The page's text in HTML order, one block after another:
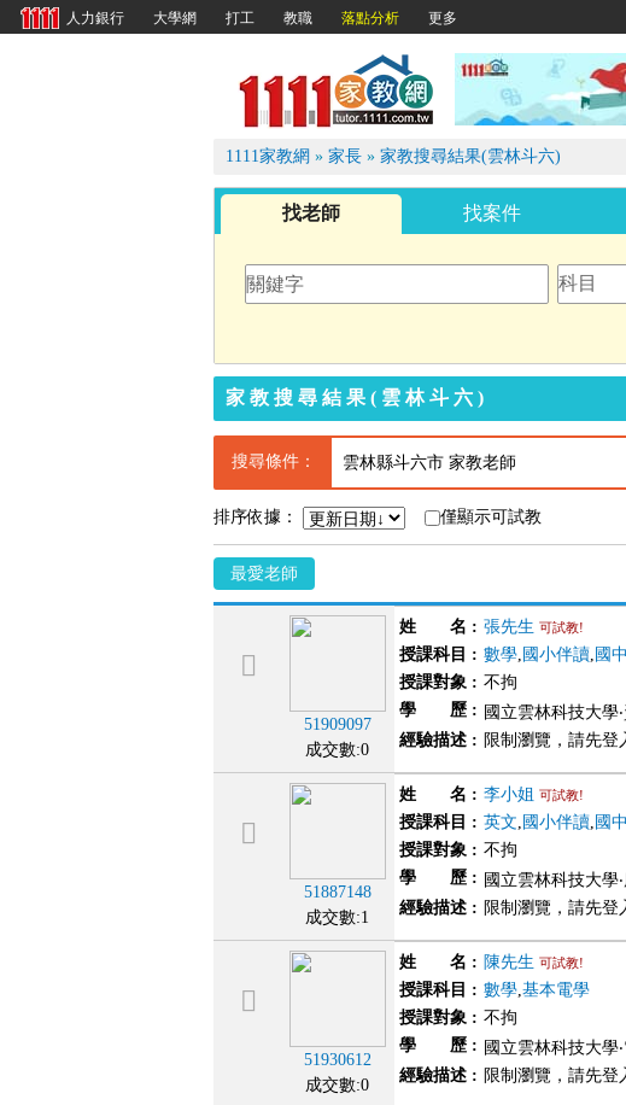
1111家教網
1111家教網 » 家長 » 家教搜尋結果(雲林斗六)
找老師 找案件
家教搜尋結果(雲林斗六)
搜尋條件： 雲林縣斗六市 家教老師
排序依據： 僅顯示可試教
最愛老師
51909097
成交數:0
姓 名 : 張先生 可試教!
授課科目 : 數學, 國小伴讀, 國
授課對象 : 不拘
學 歷 : 國立雲林科技大學
經驗描述 : 限制瀏覽，請先
51887148
成交數:1
姓 名 : 李小姐 可試教!
授課科目 : 英文, 國小伴讀, 國
授課對象 : 不拘
學 歷 : 國立雲林科技大學
經驗描述 : 限制瀏覽，請先
51930612
成交數:0
姓 名 : 陳先生 可試教!
授課科目 : 數學,基本電學
授課對象 : 不拘
學 歷 : 國立雲林科技大學
經驗描述 : 限制瀏覽，請先
人力銀行 大學網 打工 教職 落點分析 更多